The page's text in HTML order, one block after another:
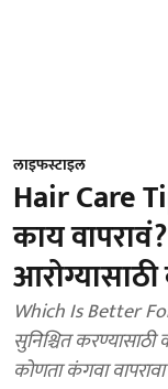
लाइफस्टाइल
Hair Care
काय
Which Is Better
सुनिश्चित
कोणता कंगवा